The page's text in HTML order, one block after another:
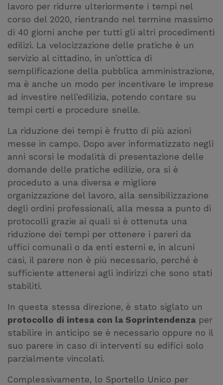
lavoro per ridurre ulteriormente i tempi nel
corso del 2020, rientrando nel termine massimo
di 40 giorni anche per tutti gli altri procedimenti
edilizi. La velocizzazione delle pratiche è un
servizio al cittadino, in un’ottica di
semplificazione della pubblica amministrazione,
ma è anche un modo per incentivare le imprese
ad investire nell’edilizia, potendo contare su
tempi certi e procedure snelle.
La riduzione dei tempi è frutto di più azioni
messe in campo. Dopo aver informatizzato negli
anni scorsi le modalità di presentazione delle
domande delle pratiche edilizie, ora si è
proceduto a una diversa e migliore
organizzazione del lavoro, alla sensibilizzazione
degli ordini professionali, alla messa a punto di
protocolli grazie ai quali si è ottenuta una
riduzione dei tempi per ottenere i pareri da
uffici comunali o da enti esterni e, in alcuni
casi, il parere non è più necessario, perché è
sufficiente attenersi agli indirizzi che sono stati
stabiliti.
In questa stessa direzione, è stato siglato un
protocollo di intesa con la Soprintendenza per
stabilire in anticipo se è necessario oppure no il
suo parere in caso di interventi su edifici solo
parzialmente vincolati.
Complessivamente, lo Sportello Unico per